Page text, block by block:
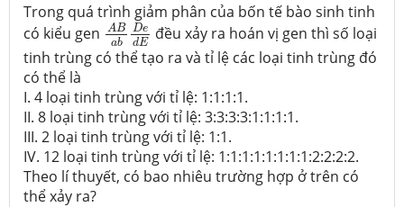
Trong quá trình giảm phân của bốn tế bào sinh tinh
có kiểu gen
AB
ab
De
dE
ABabDedE
đều xảy ra hoán vị gen thì số loại
tinh trùng có thể tạo ra và tỉ lệ các loại tinh trùng đó
có thể là
I. 4 loại tinh trùng với tỉ lệ: 1:1:1:1.
II. 8 loại tinh trùng với tỉ lệ: 3:3:3:3:1:1:1:1.
III. 2 loại tinh trùng với tỉ lệ: 1:1.
IV. 12 loại tinh trùng với tỉ lệ: 1:1:1:1:1:1:1:1:2:2:2:2.
Theo lí thuyết, có bao nhiêu trường hợp ở trên có
thể xảy ra?